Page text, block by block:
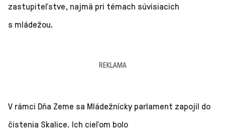
zastupiteľstve, najmä pri témach súvisiacich
s mládežou.
REKLAMA
V rámci Dňa Zeme sa Mládežnícky parlament zapojil do
čistenia Skalice. Ich cieľom bolo